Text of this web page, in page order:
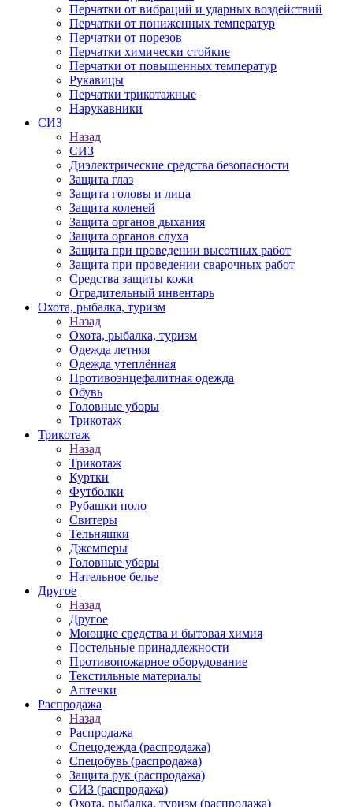
Перчатки от вибраций и ударных воздействий
Перчатки от пониженных температур
Перчатки от порезов
Перчатки химически стойкие
Перчатки от повышенных температур
Рукавицы
Перчатки трикотажные
Нарукавники
СИЗ
Назад
СИЗ
Диэлектрические средства безопасности
Защита глаз
Защита головы и лица
Защита коленей
Защита органов дыхания
Защита органов слуха
Защита при проведении высотных работ
Защита при проведении сварочных работ
Средства защиты кожи
Оградительный инвентарь
Охота, рыбалка, туризм
Назад
Охота, рыбалка, туризм
Одежда летняя
Одежда утеплённая
Противоэнцефалитная одежда
Обувь
Головные уборы
Трикотаж
Трикотаж
Назад
Трикотаж
Куртки
Футболки
Рубашки поло
Свитеры
Тельняшки
Джемперы
Головные уборы
Нательное белье
Другое
Назад
Другое
Моющие средства и бытовая химия
Постельные принадлежности
Противопожарное оборудование
Текстильные материалы
Аптечки
Распродажа
Назад
Распродажа
Спецодежда (распродажа)
Спецобувь (распродажа)
Защита рук (распродажа)
СИЗ (распродажа)
Охота, рыбалка, туризм (распродажа)